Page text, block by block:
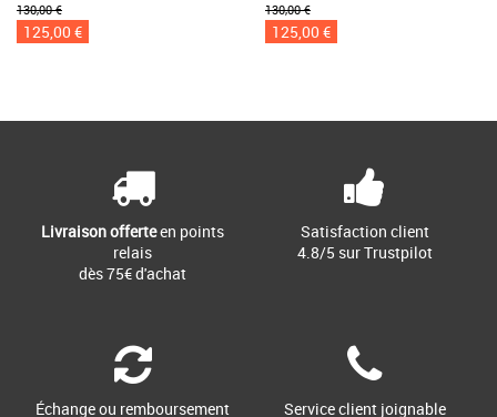
130,00 €
125,00 €
130,00 €
125,00 €
Livraison offerteen points
relais
dès 75€ d'achat
Satisfaction client
4.8/5 sur Trustpilot
Échange ou remboursement
Service client joignable